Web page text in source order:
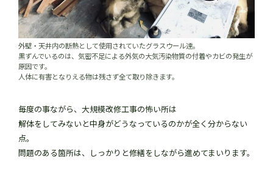
外壁・天井内の断熱として使用されていたグラスウール達。
黒ずんでいるのは、気密不足による外気の大気汚染物質の付着やカビの発生が
原因です。
人体に有害となりえる物は残さず全て取り除きます。
毎度の事ながら、大規模改修工事の怖い所は
解体をしてみないと中身がどうなっているのかが全く分からない
点。
問題のある箇所は、しっかりと修繕をしながら進めてまいります。